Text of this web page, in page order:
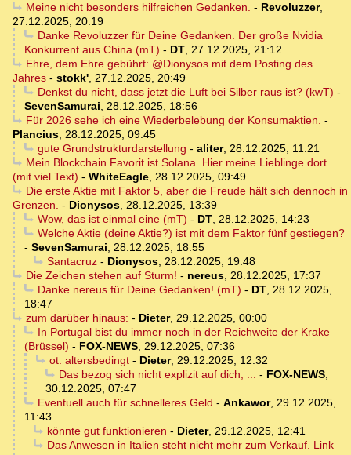
Meine nicht besonders hilfreichen Gedanken. - Revoluzzer,
27.12.2025, 20:19
Danke Revoluzzer für Deine Gedanken. Der große Nvidia
Konkurrent aus China (mT) - DT, 27.12.2025, 21:12
Ehre, dem Ehre gebührt: @Dionysos mit dem Posting des
Jahres - stokk', 27.12.2025, 20:49
Denkst du nicht, dass jetzt die Luft bei Silber raus ist? (kwT) -
SevenSamurai, 28.12.2025, 18:56
Für 2026 sehe ich eine Wiederbelebung der Konsumaktien. -
Plancius, 28.12.2025, 09:45
gute Grundstrukturdarstellung - aliter, 28.12.2025, 11:21
Mein Blockchain Favorit ist Solana. Hier meine Lieblinge dort
(mit viel Text) - WhiteEagle, 28.12.2025, 09:49
Die erste Aktie mit Faktor 5, aber die Freude hält sich dennoch in
Grenzen. - Dionysos, 28.12.2025, 13:39
Wow, das ist einmal eine (mT) - DT, 28.12.2025, 14:23
Welche Aktie (deine Aktie?) ist mit dem Faktor fünf gestiegen?
- SevenSamurai, 28.12.2025, 18:55
Santacruz- Dionysos, 28.12.2025, 19:48
Die Zeichen stehen auf Sturm! - nereus, 28.12.2025, 17:37
Danke nereus für Deine Gedanken! (mT) - DT, 28.12.2025,
18:47
zum darüber hinaus: - Dieter, 29.12.2025, 00:00
In Portugal bist du immer noch in der Reichweite der Krake
(Brüssel) - FOX-NEWS, 29.12.2025, 07:36
ot: altersbedingt- Dieter, 29.12.2025, 12:32
Das bezog sich nicht explizit auf dich, ... - FOX-NEWS,
30.12.2025, 07:47
Eventuell auch für schnelleres Geld - Ankawor, 29.12.2025,
11:43
könnte gut funktionieren - Dieter, 29.12.2025, 12:41
Das Anwesen in Italien steht nicht mehr zum Verkauf. Link